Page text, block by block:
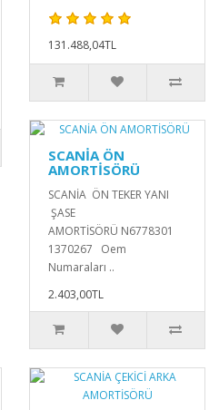
131.488,04TL
SCANİA ÖN
AMORTİSÖRÜ
SCANİA ÖN TEKER YANI
ŞASE
AMORTİSÖRÜ N6778301
1370267 Oem
Numaraları ..
2.403,00TL